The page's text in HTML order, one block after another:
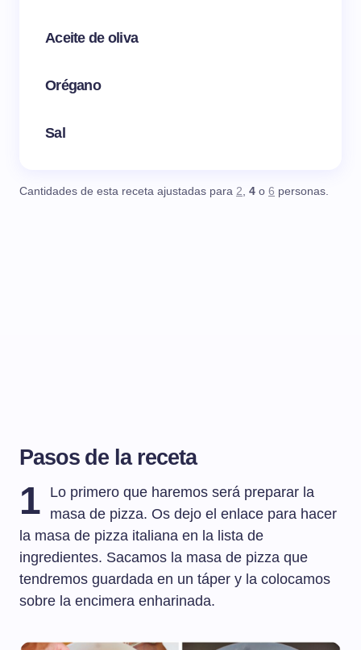
Aceite de oliva
Orégano
Sal
Cantidades de esta receta ajustadas para 2, 4 o 6 personas.
Pasos de la receta
1
Lo primero que haremos será preparar la
masa de pizza. Os dejo el enlace para hacer
la masa de pizza italiana en la lista de
ingredientes. Sacamos la masa de pizza que
tendremos guardada en un táper y la colocamos
sobre la encimera enharinada.